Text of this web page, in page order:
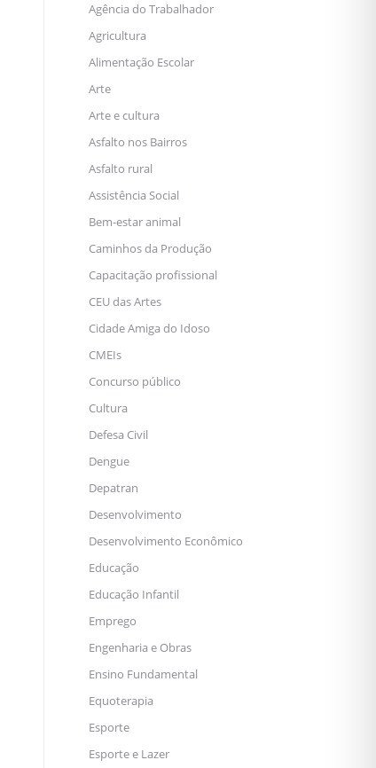
Agência do Trabalhador
Agricultura
Alimentação Escolar
Arte
Arte e cultura
Asfalto nos Bairros
Asfalto rural
Assistência Social
Bem-estar animal
Caminhos da Produção
Capacitação profissional
CEU das Artes
Cidade Amiga do Idoso
CMEIs
Concurso público
Cultura
Defesa Civil
Dengue
Depatran
Desenvolvimento
Desenvolvimento Econômico
Educação
Educação Infantil
Emprego
Engenharia e Obras
Ensino Fundamental
Equoterapia
Esporte
Esporte e Lazer